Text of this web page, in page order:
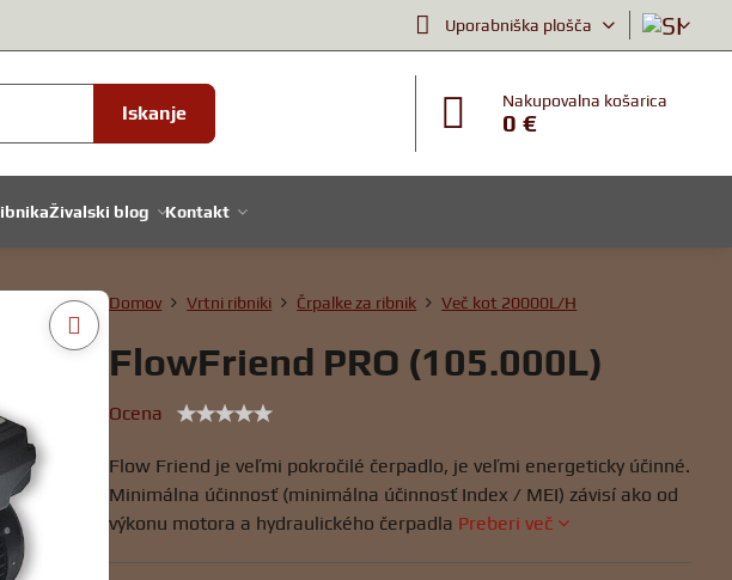
Uporabniška plošča
Iskanje
Nakupovalna košarica
0 €
Živalski blog Kontakt
Domov Vrtni ribniki Črpalke za ribnik Več kot 20000L/H
FlowFriend PRO (105.000L)
Ocena
Flow Friend je veľmi pokročilé čerpadlo, je veľmi energeticky účinné.
Minimálna účinnosť (minimálna účinnosť Index / MEI) závisí ako od
výkonu motora a hydraulického čerpadla Preberi več